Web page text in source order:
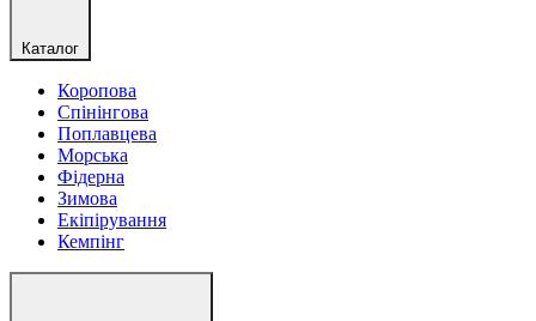
Каталог
Коропова
Спінінгова
Поплавцева
Морська
Фідерна
Зимова
Екіпірування
Кемпінг